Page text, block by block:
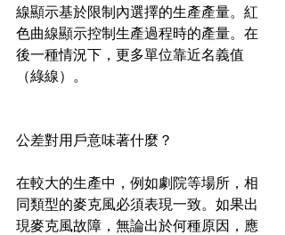
線顯示基於限制內選擇的生產產量。紅
色曲線顯示控制生產過程時的產量。在
後一種情況下，更多單位靠近名義值
（綠線）。
公差對用戶意味著什麼？
在較大的生產中，例如劇院等場所，相
同類型的麥克風必須表現一致。如果出
現麥克風故障，無論出於何種原因，應